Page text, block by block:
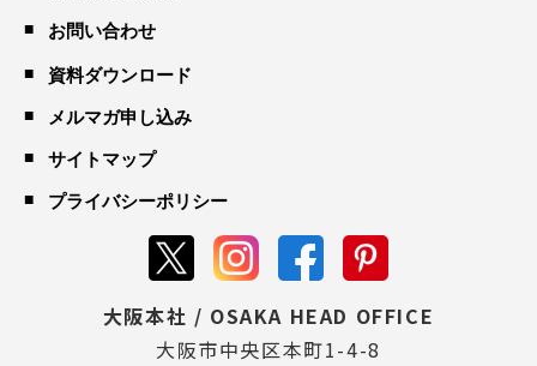
お問い合わせ
資料ダウンロード
メルマガ申し込み
サイトマップ
プライバシーポリシー
大阪本社 / OSAKA HEAD OFFICE
大阪市中央区本町1-4-8